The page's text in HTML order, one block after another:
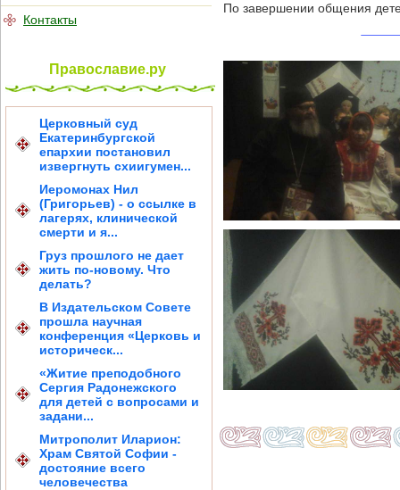
Контакты
Православие.ру
Церковный суд
Екатеринбургской
епархии постановил
извергнуть схиигумен...
Иеромонах Нил
(Григорьев) - о ссылке в
лагерях, клинической
смерти и я...
Груз прошлого не дает
жить по-новому. Что
делать?
В Издательском Совете
прошла научная
конференция «Церковь и
историческ...
«Житие преподобного
Сергия Радонежского
для детей с вопросами и
задани...
Митрополит Иларион:
Храм Святой Софии -
достояние всего
человечества
По завершении общения